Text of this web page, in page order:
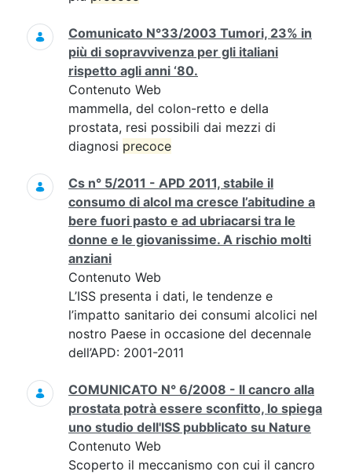
Comunicato N°33/2003 Tumori, 23% in
più di sopravvivenza per gli italiani
rispetto agli anni ‘80.
Contenuto Web
mammella, del colon-retto e della
prostata, resi possibili dai mezzi di
diagnosi precoce
Cs n° 5/2011 - APD 2011, stabile il
consumo di alcol ma cresce l’abitudine a
bere fuori pasto e ad ubriacarsi tra le
donne e le giovanissime. A rischio molti
anziani
Contenuto Web
L’ISS presenta i dati, le tendenze e
l’impatto sanitario dei consumi alcolici nel
nostro Paese in occasione del decennale
dell’APD: 2001-2011
COMUNICATO N° 6/2008 - Il cancro alla
prostata potrà essere sconfitto, lo spiega
uno studio dell'ISS pubblicato su Nature
Contenuto Web
Scoperto il meccanismo con cui il cancro